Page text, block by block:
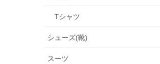
Tシャツ
シューズ(靴)
スーツ